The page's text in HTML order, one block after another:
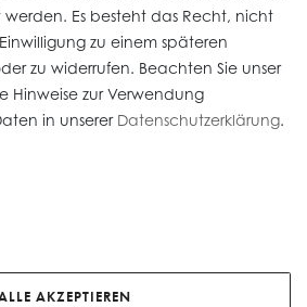
A UStG besteuert, die MwSt ist nicht
Es besteht das Recht, nicht
zu einem späteren
zu widerrufen. Beachten Sie unser
Hinweise zur Verwendung
in unserer Daten­schutz­erklärung.
AKZEPTIEREN